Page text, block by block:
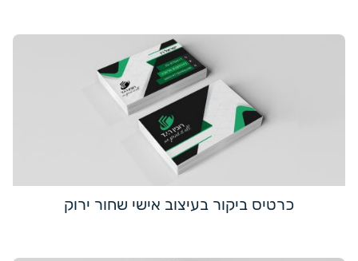
כרטיס ביקור בעיצוב אישי שחור ירוק